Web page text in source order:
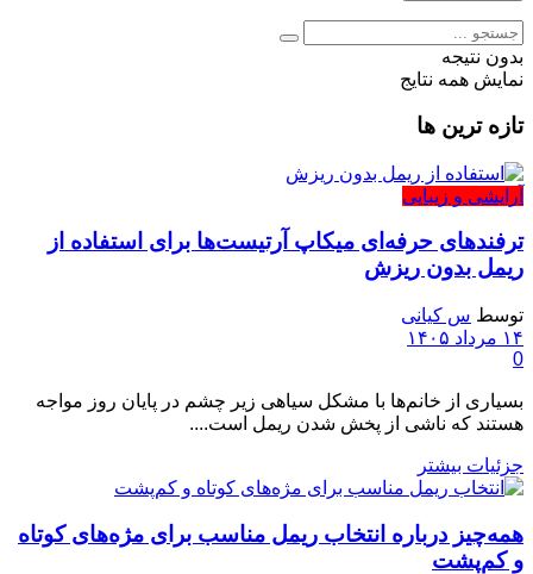
بدون نتیجه
نمایش همه نتایج
تازه ترین ها
آرایشی و زیبایی
ترفندهای حرفه‌ای میکاپ آرتیست‌ها برای استفاده از
ریمل بدون ریزش
توسط س کیانی
۱۴ مرداد ۱۴۰۵
0
بسیاری از خانم‌ها با مشکل سیاهی زیر چشم در پایان روز مواجه
هستند که ناشی از پخش شدن ریمل است....
جزئیات بیشتر
همه‌چیز درباره انتخاب ریمل مناسب برای مژه‌های کوتاه
و کم‌پشت